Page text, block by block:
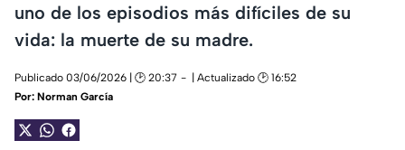
uno de los episodios más difíciles de su
vida: la muerte de su madre.
Publicado 03/06/2026 | 🕑 20:37
| Actualizado 🕑 16:52
Por: Norman García